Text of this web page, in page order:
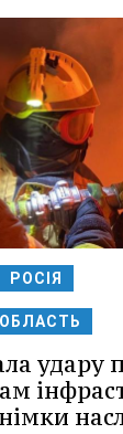
РОСІЯ
ОБЛАСТЬ
удару